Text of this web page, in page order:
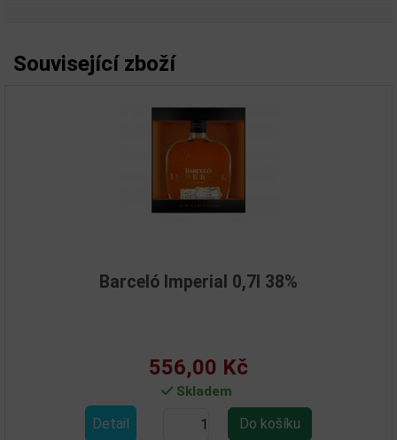
Související zboží
Barceló Imperial 0,7l 38%
556,00 Kč
Skladem
Detail